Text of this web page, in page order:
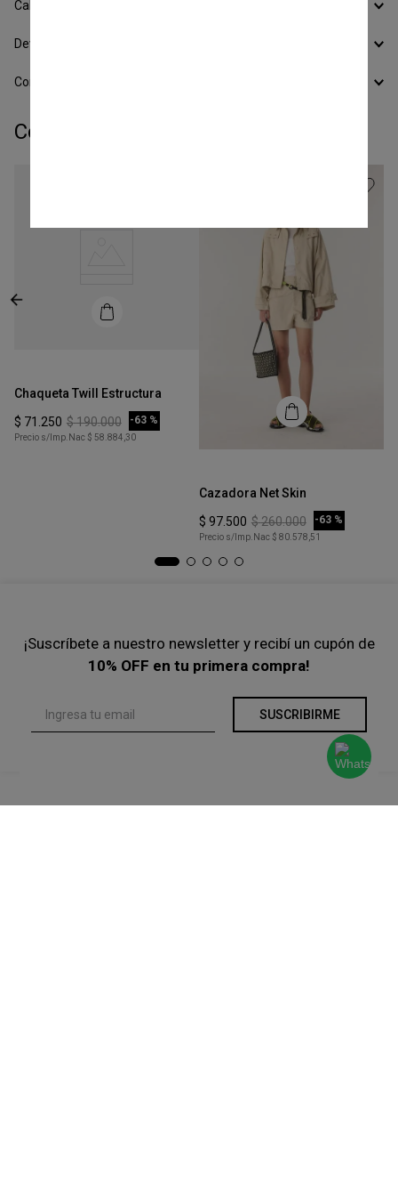
Calcular Envío
Devoluciones
Conocer todos los Medios de Pago
Completá tu look:
Chaqueta Twill Estructura
$ 71 250 $190.000 -63 %
Precio s/Imp.Nac $ 58.884,30
Cazadora Net Skin
$ 97 500 $260.000 -63 %
Precio s/Imp.Nac $ 80.578,51
¡Suscríbete a nuestro newsletter y recibí un cupón de
10% OFF en tu primera compra!
SUSCRIBIRME